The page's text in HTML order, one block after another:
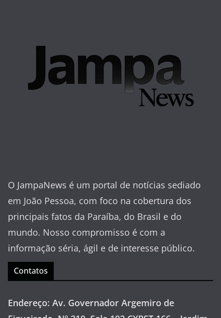
O JampaNews é um portal de notícias sediado
em João Pessoa, com foco na cobertura dos
principais fatos da Paraíba, do Brasil e do
mundo. Nosso compromisso é com a
informação séria, ágil e de interesse público.
Contatos
Endereço: Av. Governador Argemiro de